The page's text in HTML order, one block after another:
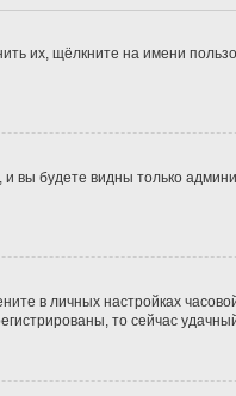
их, щёлкните на имени
, и вы будете видны только
в личных настройках
то сейчас